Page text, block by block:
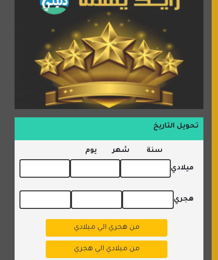
تحويل التاريخ
سنة شهر يوم
ميلادي
هجري
من هجري الي ميلادي
من ميلادي الي هجري